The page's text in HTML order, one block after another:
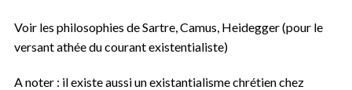
Voir les philosophies deSartre,Camus, Heidegger (pour le
versant athée du courant existentialiste)
A noter : il existe aussi un existantialisme chrétien chez